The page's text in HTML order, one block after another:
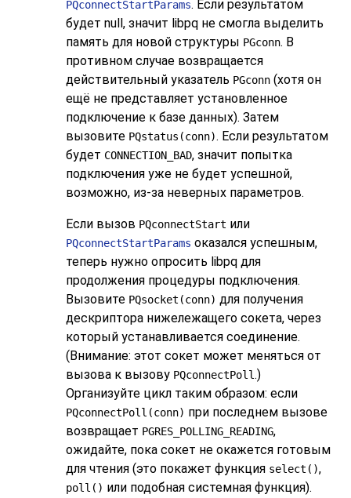
PQconnectStartParams. Если результатом
будет null, значит libpq не смогла выделить
память для новой структуры PGconn. В
противном случае возвращается
действительный указатель PGconn (хотя он
ещё не представляет установленное
подключение к базе данных). Затем
вызовите PQstatus(conn). Если результатом
будет CONNECTION_BAD, значит попытка
подключения уже не будет успешной,
возможно, из-за неверных параметров.
Если вызов PQconnectStart или
PQconnectStartParams оказался успешным,
теперь нужно опросить libpq для
продолжения процедуры подключения.
Вызовите PQsocket(conn) для получения
дескриптора нижележащего сокета, через
который устанавливается соединение.
(Внимание: этот сокет может меняться от
вызова к вызову PQconnectPoll.)
Организуйте цикл таким образом: если
PQconnectPoll(conn) при последнем вызове
возвращает PGRES_POLLING_READING,
ожидайте, пока сокет не окажется готовым
для чтения (это покажет функция select(),
poll() или подобная системная функция).